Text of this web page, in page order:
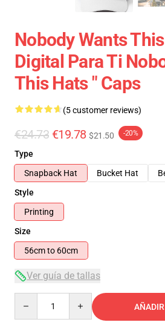
Nobody Wants
Digital Para Ti
This Hats " Caps
(5 customer reviews)
€24.73 €19.78 $21.50 -20%
Type
Snapback Hat
Bucket Hat
Style
Printing
Size
56cm to 60cm
Ver guía de tallas